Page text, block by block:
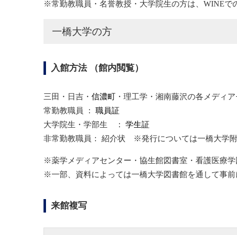
※常勤教職員・名誉教授・大学院生の方は、WINEで
一橋大学の方
入館方法 （館内閲覧）
三田・日吉・ 信濃町 ・理工学・湘南藤沢の各メディア
常勤教職員 ： 職員証
大学院生・学部生 ： 学生証
非常勤教職員： 紹介状 ※発行については一橋大学附
※薬学メディアセンター・協生館図書室・看護医療
※一部、資料によっては一橋大学図書館を通して事前
来館複写